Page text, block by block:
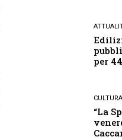
per
CULTURA
“La